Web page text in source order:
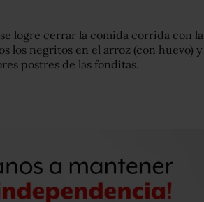
logre cerrar la comida corrida con la
los negritos en el arroz (con huevo) y
postres de las fonditas.